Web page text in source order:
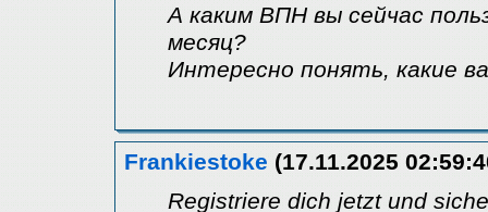
А каким ВПН вы сейчас
месяц?
Интересно понять, какие
Frankiestoke (17.11.2025
Regіstrіere dich jetzt und